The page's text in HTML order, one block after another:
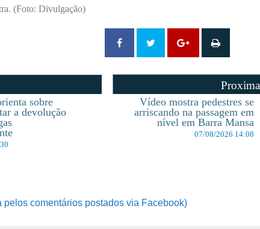
(Foto: Divulgação)
sobre
a devolução
Proxima
Vídeo mostra pedestres se
arriscando na passagem em
nível em Barra Mansa
07/08/2026 14:08
comentários postados via Facebook)